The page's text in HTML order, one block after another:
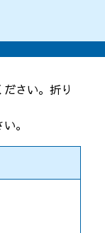
さい。折り
。